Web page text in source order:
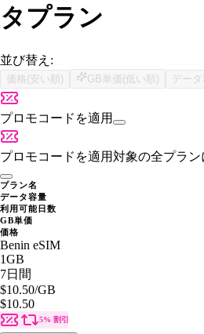
タプラン
並び替え:
価格(安い順) GB単価(低い順) データ
プロモコードを適用
プロモコードを適用対象の全プラン
プラン名
データ容量
利用可能日数
GB単価
価格
Benin eSIM
1GB
7日間
$10.50/GB
$10.50
5% 割引